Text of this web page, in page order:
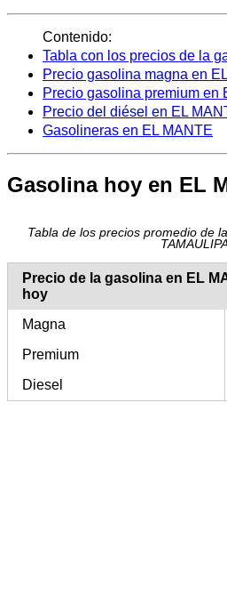
Contenido:
Tabla con los precios de la
Precio gasolina magna en
Precio gasolina premium en
Precio del diésel en EL
Gasolineras en EL MANTE
Gasolina hoy en EL
Tabla de los precios promedio de
Precio de la gasolina en EL
hoy
Magna
Premium
Diesel